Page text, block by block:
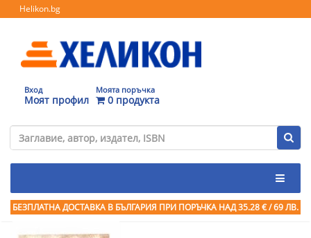
Helikon.bg
Вход
Моят профил
Моята поръчка
0 продукта
БЕЗПЛАТНА ДОСТАВКА В БЪЛГАРИЯ ПРИ ПОРЪЧКА НАД 35.28 € / 69 ЛВ.